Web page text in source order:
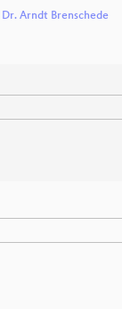
Dr. Arndt Brenschede